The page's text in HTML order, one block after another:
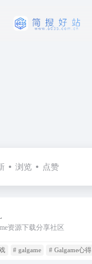
浏览 点赞
资源下载分享社区
# galgame # Galgame心得